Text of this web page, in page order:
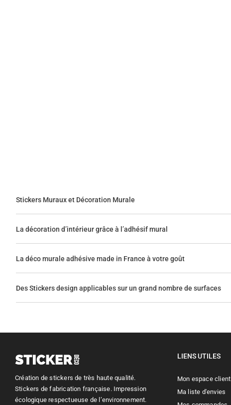
Stickers Muraux et Décoration Murale
La décoration d’intérieur grâce à l’adhésif mural
La déco murale adhésive made in France à votre goût
Des Stickers design applicables sur un grand nombre de surfaces
Création de stickers de très haute qualité.
Stickers de fabrication française. Impression
écologique respectueuse de l’environnement.
LIENS UTILES
Mon espace client
Ma liste d'envies